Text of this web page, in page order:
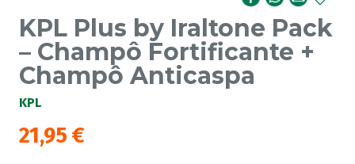
KPL Plus by Iraltone Pack
– Champô Fortificante +
Champô Anticaspa
KPL
21,95 €